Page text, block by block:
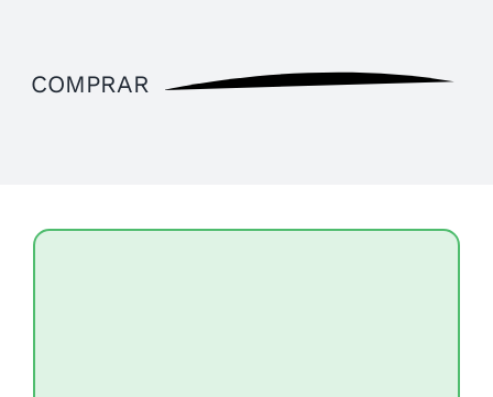
COMPRAR